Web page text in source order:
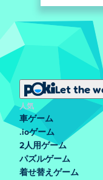
Let the
人気
車ゲーム
.ioゲーム
2人用ゲーム
パズルゲーム
着せ替えゲーム